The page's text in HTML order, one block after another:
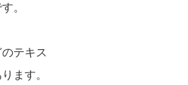
。
テキス
ます。